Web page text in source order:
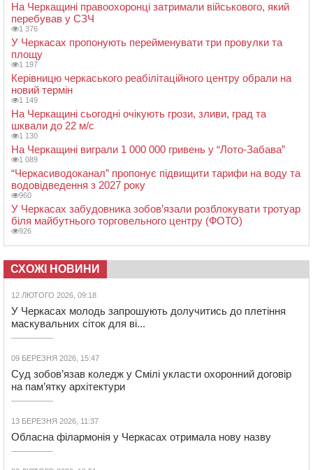
На Черкащині правоохоронці затримали військового, який
перебував у СЗЧ
1 376
У Черкасах пропонують перейменувати три провулки та
площу
1 197
Керівницю черкаського реабілітаційного центру обрали на
новий термін
1 149
На Черкащині сьогодні очікують грози, зливи, град та
шквали до 22 м/с
1 130
На Черкащині виграли 1 000 000 гривень у “Лото-Забава”
1 089
“Черкасиводоканал” пропонує підвищити тарифи на воду та
водовідведення з 2027 року
960
У Черкасах забудовника зобов’язали розблокувати тротуар
біля майбутнього торговельного центру (ФОТО)
926
СХОЖІ НОВИНИ
12 ЛЮТОГО 2026, 09:18
У Черкасах молодь запрошують долучитись до плетіння
маскувальних сіток для ві...
09 БЕРЕЗНЯ 2026, 15:47
Суд зобов’язав коледж у Смілі укласти охоронний договір
на пам’ятку архітектури
13 БЕРЕЗНЯ 2026, 11:37
Обласна філармонія у Черкасах отримала нову назву